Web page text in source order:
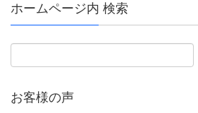
ホームページ内 検索
お客様の声